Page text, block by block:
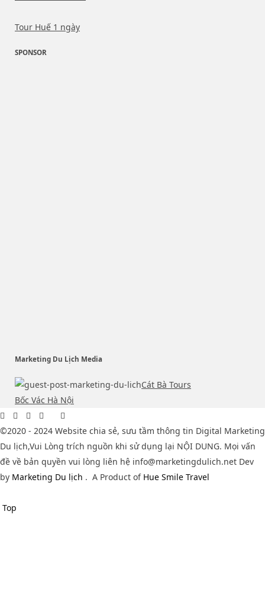
Tour Huế 1 ngày
SPONSOR
Marketing Du Lịch Media
Cát Bà Tours
Bốc Vác Hà Nội
©2020 - 2024 Website chia sẻ, sưu tầm thông tin Digital Marketing
Du lịch,Vui Lòng trích nguồn khi sử dụng lại NỘI DUNG. Mọi vấn
đề về bản quyền vui lòng liên hệ info@marketingdulich.net Dev
by Marketing Du lịch . A Product of Hue Smile Travel
Top